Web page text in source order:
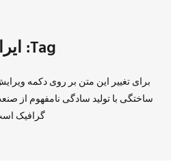
Tag: ايرانی
برای تغییر این متن بر روی دکمه
ساختگی با تولید سادگی نامفهوم از
گرافیک